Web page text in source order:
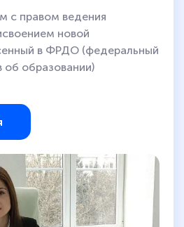
с правом ведения
новой
в ФРДО (федеральный
об образовании)